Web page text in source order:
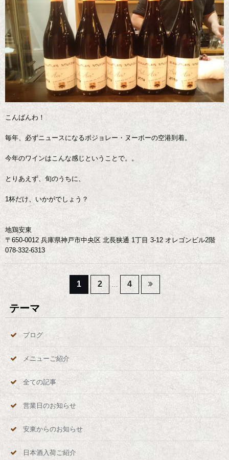
こんばんわ！
毎年、必ずニュースになるボジョレー・ヌーボーの空港到着。
今年のワインはこんな感じということで。。
とりあえず、旬のうちに、
1杯だけ、いかがでしょう？
地鶏安東
〒650-0012 兵庫県神戸市中央区 北長狭通 1丁目 3-12 オレゴンビル2階
078-332-6313
投
稿
ペ
ー
ジ
送
り
1 2 … 4
テーマ
ブログ
メニューご紹介
全ての記事
営業日のお知らせ
安東からのお知らせ
日本酒入荷ご紹介